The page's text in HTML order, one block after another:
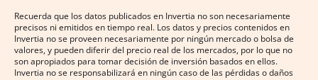
Recuerda que los datos publicados en Invertia no son necesariamente
precisos ni emitidos en tiempo real. Los datos y precios contenidos en
Invertia no se proveen necesariamente por ningún mercado o bolsa de
valores, y pueden diferir del precio real de los mercados, por lo que no
son apropiados para tomar decisión de inversión basados en ellos.
Invertia no se responsabilizará en ningún caso de las pérdidas o daños